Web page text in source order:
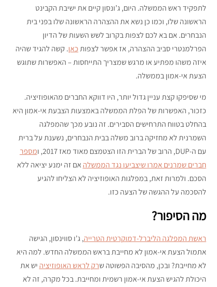
לתפקיד ראש הממשלה. היום, ג’ונסון קיים את ישיבת הקבינט
הראשונה שלו, וכמו כן נשא את ההצהרה הראשונה שלו בפני בית
הנבחרים. אם בא לכם לצפות בקרוב לשש השעות של הדיון
הפרלמנטרי סביב ההצהרה, אז אפשר לצפותכאן. קשה להגיד שהיה
איזה משהו מפתיע או מרגש שמצריך התייחסות – האפשרות שתוגש
הצעת אי-אמון בממשלה.
מי שסיפקו קצת עניין גדול יותר, היו דווקא החברים מהאופוזיציה.
כזכור, האפשרות של הפלת הממשלה באמצעות הצבעת אי-אמון היא
בהחלט בטווח התרחישים הסבירים. זה נובע מכך שהמפלגה
השמרנית לא מחזיקה ברוב משלה בבית הנבחרים, נשענת על ברית
עם ה-DUP, הרוב של הברית הזו הצטמצם מאוד מאז 2017, ו
מספר
חברים שמרנים אמרו שיצביעו נגד הממשלה אם זה ימנע יציאה ללא
הסכם. ולמרות זאת, במפלגות האופוזיציה לא הצליחו להגיע
להסכמה על ההגשה של הצעה כזו.
מה הסיפור?
ראשת המפלגה הליברל-דמוקרטית הטרייה, ג’ו סווינסון, הגישה
אתמול הצעת אי-אמון לא מחייבת בראש הממשלה החדש. למה היא
לא מחייבת? ובכן, מהסיבה הפשוטה שרק לראש האופוזיציה יש את
היכולת להגיש הצעת אי-אמון רשמית ומחייבת. בכל מקרה, זה לא